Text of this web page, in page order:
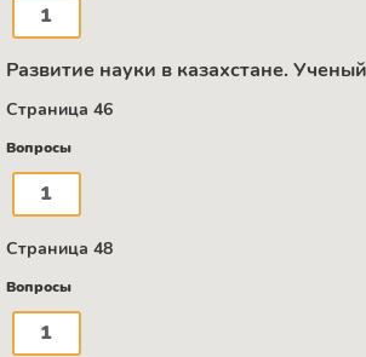
1
Развитие науки в казахстане.
Страница 46
Вопросы
1
Страница 48
Вопросы
1